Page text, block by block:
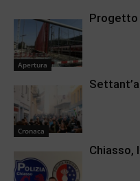
Apertura
Progetto
Cronaca
Chiasso,